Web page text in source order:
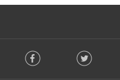
o Facebook Twitter